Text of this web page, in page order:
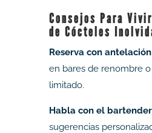
Consejos Para
de Cócteles
Reserva con
en bares de renombre
limitado.
Habla con el
sugerencias